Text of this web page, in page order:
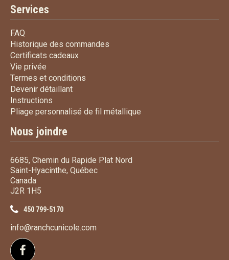
Services
FAQ
Historique des commandes
Certificats cadeauxCertificats cadeaux
Vie privée
Termes et conditions
Devenir détaillantDevenir détaillant
Instructions
Pliage personnalisé de fil métallique
Nous joindre
6685, Chemin du Rapide Plat Nord
Saint-Hyacinthe, Québec
Canada
J2R 1H5
450 799-5170
info@ranchcunicole.com
Suivez-nous sur Facebook